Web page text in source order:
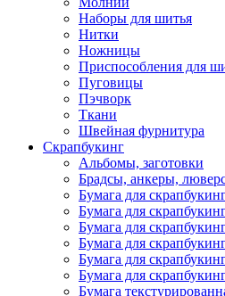
Наборы для шитья
Нитки
Ножницы
Приспособления для
Пуговицы
Пэчворк
Ткани
Швейная фурнитура
Скрапбукинг
Альбомы, заготовки
Брадсы, анкеры,
Бумага для
Бумага для
Бумага для
Бумага для
Бумага для
Бумага для
Бумага